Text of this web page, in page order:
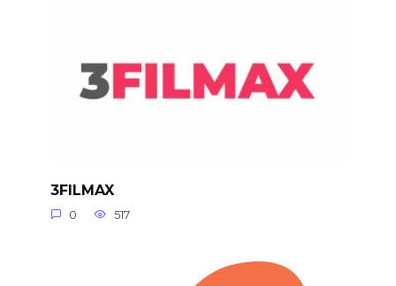
3FILMAX
0 517